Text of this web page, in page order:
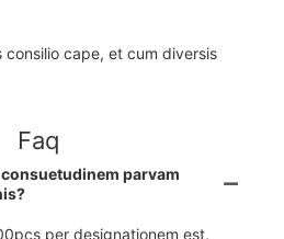
consilio cape, et cum diversis
Faq
parvam
per designationem est,